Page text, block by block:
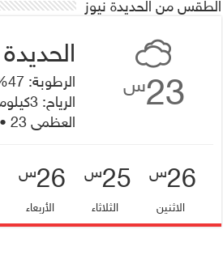
الطقس من الحديدة نيوز
23س
الرطوبة: 47%
الرياح: 3كيلومتر/ساعة ج.غ
العظمى 23 • الصغرى 23
26س
الاثنين
25س
الثلاثاء
26س
الأربعاء